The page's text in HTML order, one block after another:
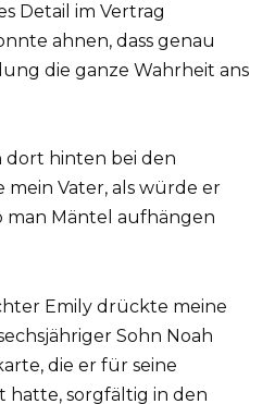
Detail im Vertrag
ahnen, dass genau
die ganze Wahrheit ans
dort hinten bei den
mein Vater, als würde er
man Mäntel aufhängen
Emily drückte meine
Sohn Noah
die er für seine
sorgfältig in den